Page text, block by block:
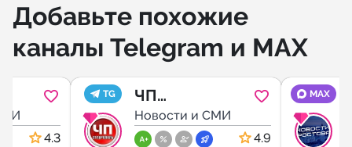
Добавьте похожие
каналы Telegram и MAX
4.3
TG
ЧП
Ставрополь
Новости и СМИ
4.9
MAX